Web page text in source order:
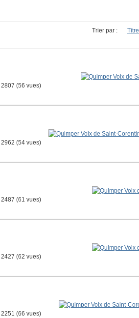
Trier par : Titre
2807 (56 vues)
2962 (54 vues)
2487 (61 vues)
2427 (62 vues)
2251 (66 vues)